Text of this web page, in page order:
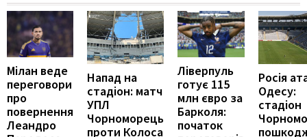
Мілан веде
переговори
про
повернення
Леандро
Напад на
стадіон: матч
УПЛ
Чорноморець
проти Колоса
Ліверпуль
готує 115
млн євро за
Барколя:
початок
Росія
Одесу:
стадіон